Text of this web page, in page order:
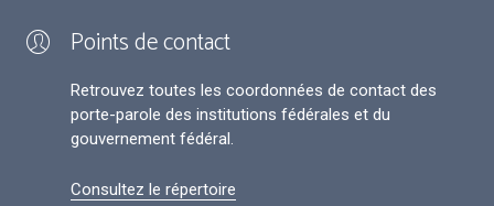
Points de contact
Retrouvez toutes les coordonnées de contact des
porte-parole des institutions fédérales et du
gouvernement fédéral.
Consultez le répertoire